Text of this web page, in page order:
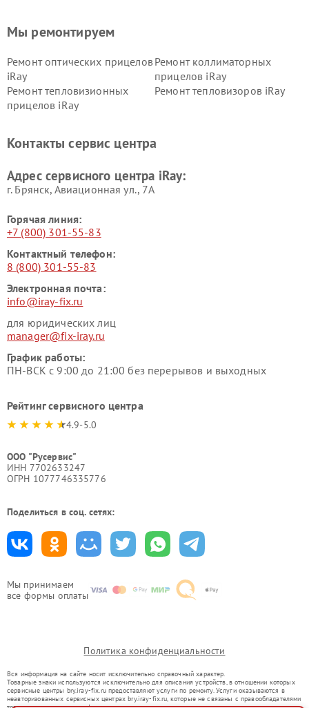
Мы принимаем
все формы оплаты
Мы ремонтируем
Ремонт оптических прицелов
iRay
Ремонт коллиматорных
прицелов iRay
Ремонт тепловизионных
прицелов iRay
Ремонт тепловизоров iRay
Контакты сервис центра
Адрес сервисного центра iRay:
г. Брянск, Авиационная ул., 7А
Горячая линия:
+7 (800) 301-55-83
Контактный телефон:
8 (800) 301-55-83
Электронная почта:
info@iray-fix.ru
для юридических лиц
manager@fix-iray.ru
График работы:
ПН-ВСК с 9:00 до 21:00 без перерывов и выходных
Рейтинг сервисного центра
4.9-5.0
ООО "Русервис"
ИНН 7702633247
ОГРН 1077746335776
Поделиться в соц. сетях:
Политика конфиденциальности
Вся информация на сайте носит исключительно справочный характер.
Товарные знаки используются исключительно для описания устройств, в отношении которых
сервисные центры bry.iray-fix.ru предоставляют услуги по ремонту. Услуги оказываются в
неавторизованных сервисных центрах bry.iray-fix.ru, которые не связаны с правообладателями